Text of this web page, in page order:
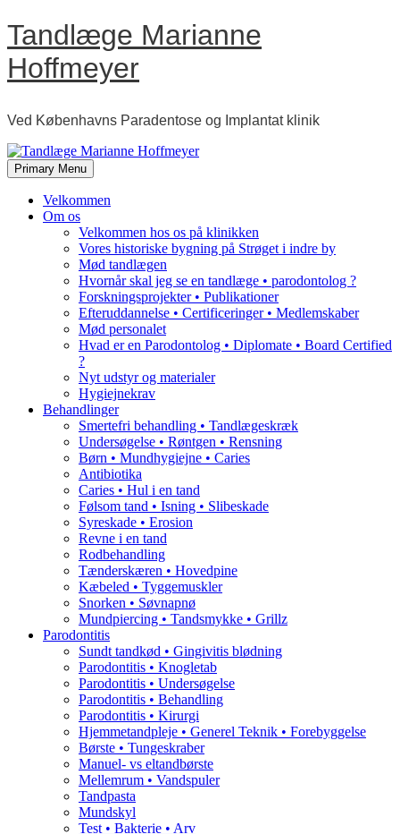
Skip
to
content
Tandlæge Marianne
Hoffmeyer
Ved Københavns Paradentose og Implantat klinik
Primary Menu
Velkommen
Om os
Velkommen hos os på klinikken
Vores historiske bygning på Strøget i indre by
Mød tandlægen
Hvornår skal jeg se en tandlæge • parodontolog ?
Forskningsprojekter • Publikationer
Efteruddannelse • Certificeringer • Medlemskaber
Mød personalet
Hvad er en Parodontolog • Diplomate • Board Certified
?
Nyt udstyr og materialer
Hygiejnekrav
Behandlinger
Smertefri behandling • Tandlægeskræk
Undersøgelse • Røntgen • Rensning
Børn • Mundhygiejne • Caries
Antibiotika
Caries • Hul i en tand
Følsom tand • Isning • Slibeskade
Syreskade • Erosion
Revne i en tand
Rodbehandling
Tænderskæren • Hovedpine
Kæbeled • Tyggemuskler
Snorken • Søvnapnø
Mundpiercing • Tandsmykke • Grillz
Parodontitis
Sundt tandkød • Gingivitis blødning
Parodontitis • Knogletab
Parodontitis • Undersøgelse
Parodontitis • Behandling
Parodontitis • Kirurgi
Hjemmetandpleje • Generel Teknik • Forebyggelse
Børste • Tungeskraber
Manuel- vs eltandbørste
Mellemrum • Vandspuler
Tandpasta
Mundskyl
Test • Bakterie • Arv